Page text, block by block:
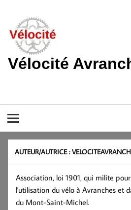
content
Vélocité
AUTEUR/AUTRICE :
Association, loi 1901, qui milite
l'utilisation du vélo à Avranches et
du Mont-Saint-Michel.